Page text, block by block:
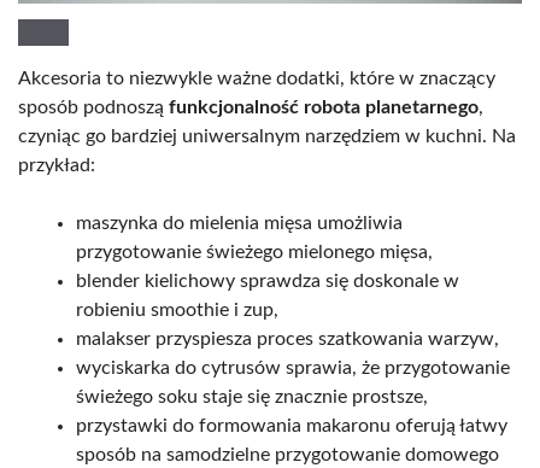
Akcesoria to niezwykle ważne dodatki, które w znaczący
sposób podnoszą funkcjonalność robota planetarnego,
czyniąc go bardziej uniwersalnym narzędziem w kuchni. Na
przykład:
maszynka do mielenia mięsa umożliwia
przygotowanie świeżego mielonego mięsa,
blender kielichowy sprawdza się doskonale w
robieniu smoothie i zup,
malakser przyspiesza proces szatkowania warzyw,
wyciskarka do cytrusów sprawia, że przygotowanie
świeżego soku staje się znacznie prostsze,
przystawki do formowania makaronu oferują łatwy
sposób na samodzielne przygotowanie domowego